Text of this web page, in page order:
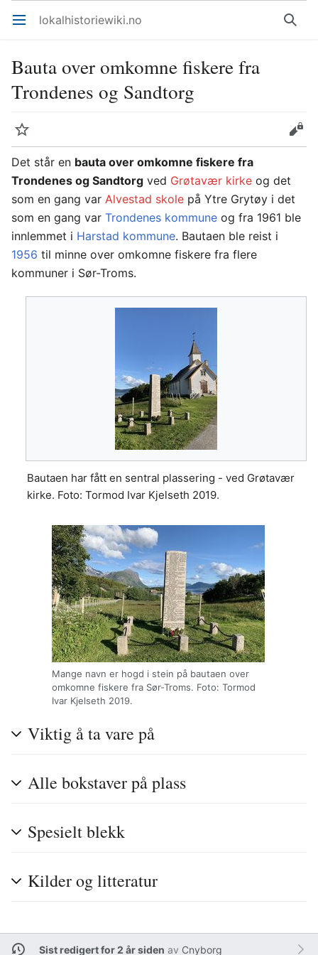
Åpne hovedmenyen lokalhistoriewiki.no Søk
Bauta over omkomne fiskere fra
Trondenes og Sandtorg
Overvåk
Rediger
Det står en bauta over omkomne fiskere fra
Trondenes og Sandtorg ved Grøtavær kirke og det
som en gang var Alvestad skole på Ytre Grytøy i det
som en gang var Trondenes kommune og fra 1961 ble
innlemmet i Harstad kommune. Bautaen ble reist i
1956 til minne over omkomne fiskere fra flere
kommuner i Sør-Troms.
Bautaen har fått en sentral plassering - ved Grøtavær
kirke. Foto: Tormod Ivar Kjelseth 2019.
Mange navn er hogd i stein på bautaen over
omkomne fiskere fra Sør-Troms. Foto: Tormod
Ivar Kjelseth 2019.
Viktig å ta vare på
Alle bokstaver på plass
Spesielt blekk
Kilder og litteratur
Sist redigert for 2 år siden av Cnyborg